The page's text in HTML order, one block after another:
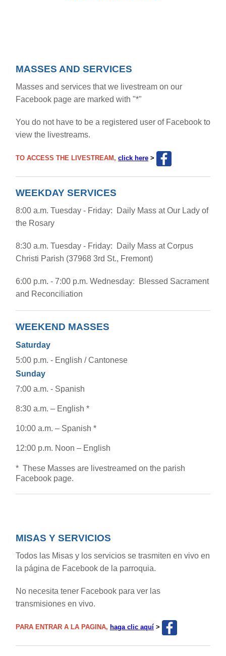
MASSES AND SERVICES
Masses and services that we livestream on our
Facebook page are marked with "*"
You do not have to be a registered user of Facebook to
view the livestreams.
TO ACCESS THE LIVESTREAM, click here >
WEEKDAY SERVICES
8:00 a.m. Tuesday - Friday: Daily Mass at Our Lady of
the Rosary
8:30 a.m. Tuesday - Friday: Daily Mass at Corpus
Christi Parish (37968 3rd St., Fremont)
6:00 p.m. - 7:00 p.m. Wednesday: Blessed Sacrament
and Reconciliation
WEEKEND MASSES
Saturday
5:00 p.m. - English / Cantonese
Sunday
7:00 a.m. - Spanish
8:30 a.m. – English *
10:00 a.m. – Spanish *
12:00 p.m. Noon – English
* These Masses are livestreamed on the parish
Facebook page.
MISAS Y SERVICIOS
Todos las Misas y los servicios se trasmiten en vivo en
la página de Facebook de la parroquia.
No necesita tener Facebook para ver las
transmisiones en vivo.
PARA ENTRAR A LA PAGINA, haga clic aquí >